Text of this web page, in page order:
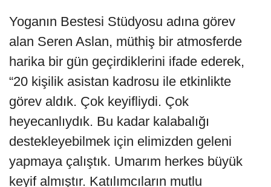
Yoganın Bestesi Stüdyosu adına görev
alan Seren Aslan, müthiş bir atmosferde
harika bir gün geçirdiklerini ifade ederek,
“20 kişilik asistan kadrosu ile etkinlikte
görev aldık. Çok keyifliydi. Çok
heyecanlıydık. Bu kadar kalabalığı
destekleyebilmek için elimizden geleni
yapmaya çalıştık. Umarım herkes büyük
keyif almıştır. Katılımcıların mutlu